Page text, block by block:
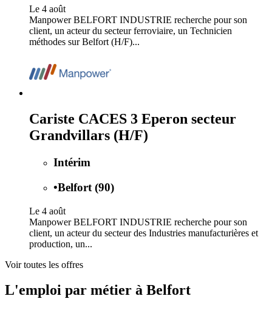
Le 4 août
Manpower BELFORT INDUSTRIE recherche pour son
client, un acteur du secteur ferroviaire, un Technicien
méthodes sur Belfort (H/F)...
Cariste CACES 3 Eperon secteur
Grandvillars (H/F)
Intérim
•Belfort (90)
Le 4 août
Manpower BELFORT INDUSTRIE recherche pour son
client, un acteur du secteur des Industries manufacturières et
production, un...
Voir toutes les offres
L'emploi par métier à Belfort